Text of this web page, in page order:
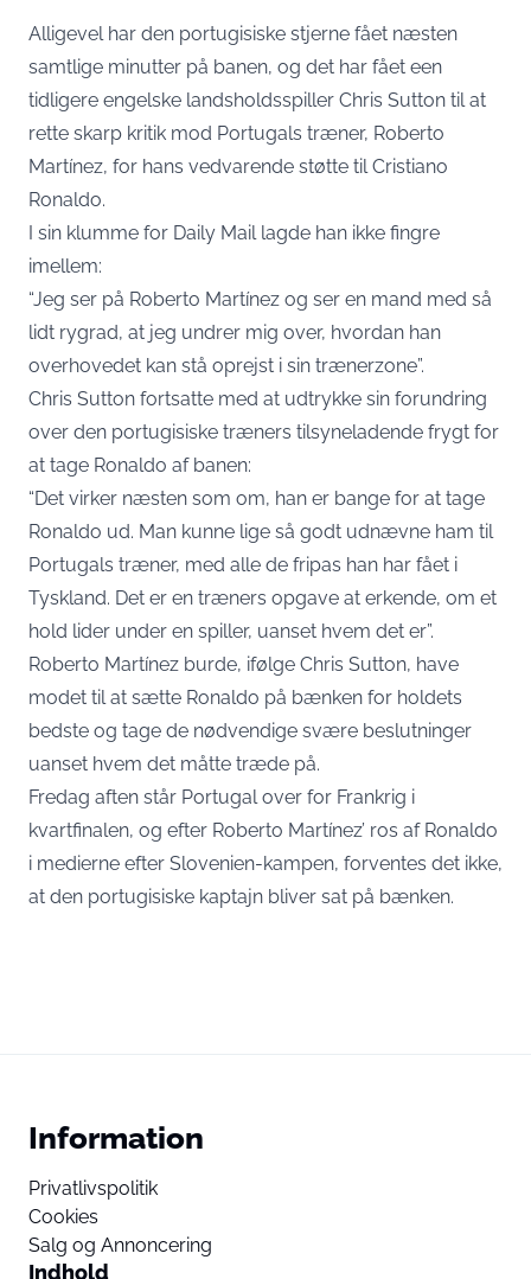
Alligevel har den portugisiske stjerne fået næsten
samtlige minutter på banen, og det har fået een
tidligere engelske landsholdsspiller Chris Sutton til at
rette skarp kritik mod Portugals træner, Roberto
Martínez, for hans vedvarende støtte til Cristiano
Ronaldo.
I sin klumme for Daily Mail lagde han ikke fingre
imellem:
“Jeg ser på Roberto Martínez og ser en mand med så
lidt rygrad, at jeg undrer mig over, hvordan han
overhovedet kan stå oprejst i sin trænerzone”.
Chris Sutton fortsatte med at udtrykke sin forundring
over den portugisiske træners tilsyneladende frygt for
at tage Ronaldo af banen:
“Det virker næsten som om, han er bange for at tage
Ronaldo ud. Man kunne lige så godt udnævne ham til
Portugals træner, med alle de fripas han har fået i
Tyskland. Det er en træners opgave at erkende, om et
hold lider under en spiller, uanset hvem det er”.
Roberto Martínez burde, ifølge Chris Sutton, have
modet til at sætte Ronaldo på bænken for holdets
bedste og tage de nødvendige svære beslutninger
uanset hvem det måtte træde på.
Fredag aften står Portugal over for Frankrig i
kvartfinalen, og efter Roberto Martínez’ ros af Ronaldo
i medierne efter Slovenien-kampen, forventes det ikke,
at den portugisiske kaptajn bliver sat på bænken.
Information
Privatlivspolitik
Cookies
Salg og Annoncering
Indhold